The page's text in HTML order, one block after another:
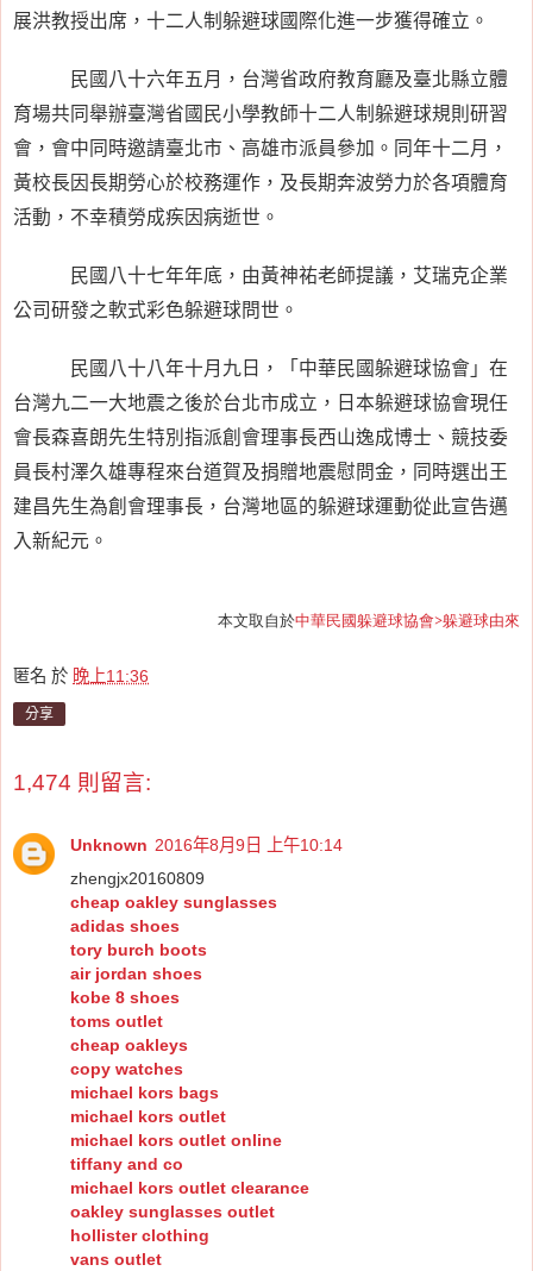
展洪教授出席，十二人制躲避球國際化進一步獲得確立。
民國八十六年五月，台灣省政府教育廳及臺北縣立體
育場共同舉辦臺灣省國民小學教師十二人制躲避球規則研習
會，會中同時邀請臺北市、高雄市派員參加。同年十二月，
黃校長因長期勞心於校務運作，及長期奔波勞力於各項體育
活動，不幸積勞成疾因病逝世。
民國八十七年年底，由黃神祐老師提議，艾瑞克企業
公司研發之軟式彩色躲避球問世。
民國八十八年十月九日，「中華民國躲避球協會」在
台灣九二一大地震之後於台北市成立，日本躲避球協會現任
會長森喜朗先生特別指派創會理事長西山逸成博士、競技委
員長村澤久雄專程來台道賀及捐贈地震慰問金，同時選出王
建昌先生為創會理事長，台灣地區的躲避球運動從此宣告邁
入新紀元。
本文取自於中華民國躲避球協會>躲避球由來
匿名 於 晚上11:36
分享
1,474 則留言:
Unknown 2016年8月9日 上午10:14
zhengjx20160809
cheap oakley sunglasses
adidas shoes
tory burch boots
air jordan shoes
kobe 8 shoes
toms outlet
cheap oakleys
copy watches
michael kors bags
michael kors outlet
michael kors outlet online
tiffany and co
michael kors outlet clearance
oakley sunglasses outlet
hollister clothing
vans outlet